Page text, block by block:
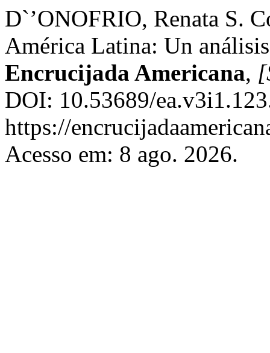
D`’ONOFRIO, Renata S.
América Latina: Un
Encrucijada Americana,
DOI: 10.53689/
https://
Acesso em: 8 ago. 2026.